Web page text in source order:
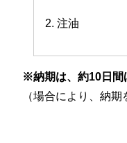
2. 注油
※納期は、約10日間
（場合により、納